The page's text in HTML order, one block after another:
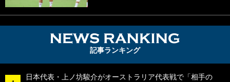
記事ランキング
日本代表・上ノ坊駿介がオーストラリア代表戦で「相手の